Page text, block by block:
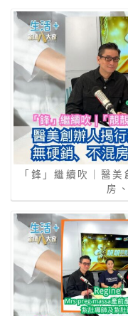
「鋒」繼續吹｜醫
房